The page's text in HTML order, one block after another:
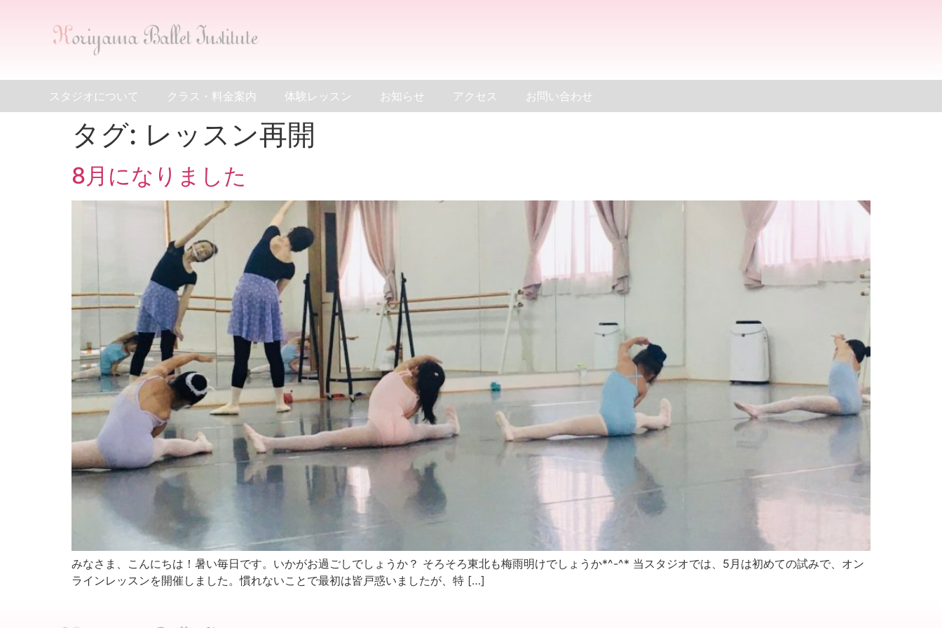
スタジオについて クラス・料金案内 体験レッスン お知らせ アクセス お問い合わせ
タグ: レッスン再開
8月になりました
みなさま、こんにちは！暑い毎日です。いかがお過ごしでしょうか？ そろそろ東北も梅雨明けでしょうか*^-^* 当スタジオでは、5月は初めての試みで、オン
ラインレッスンを開催しました。慣れないことで最初は皆戸惑いましたが、特 […]